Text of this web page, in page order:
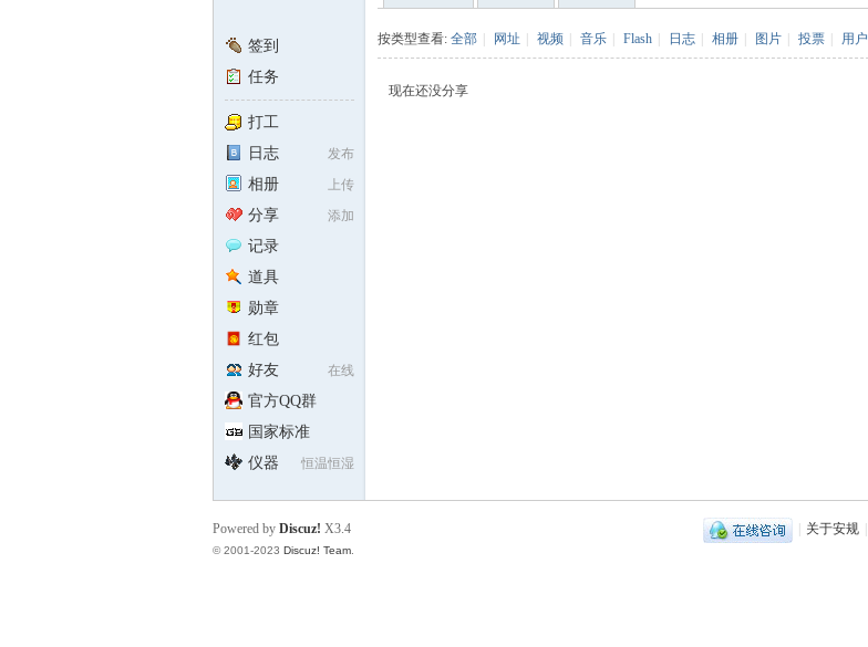
›
签到
任务
打工
发布
日志
上传
相册
添加
分享
记录
道具
勋章
红包
在线
好友
官方QQ群
国家标准
恒温恒湿
仪器
按类型查看: 全部 网址 视频 音乐 Flash 日志 相册 图片 投票 用户
现在还没分享
关于安规
Powered by Discuz! X3.4
© 2001-2023 Discuz! Team